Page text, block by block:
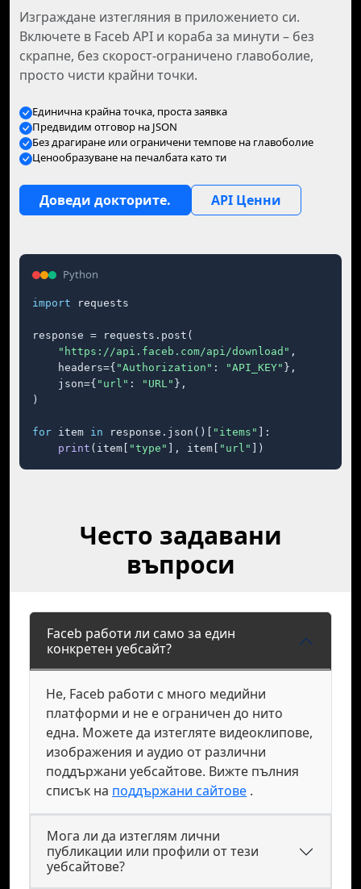
Изграждане изтегляния в приложението си.
Включете в Faceb API и кораба за минути – без
скрапне, без скорост-ограничено главоболие,
просто чисти крайни точки.
Единична крайна точка, проста заявка
Предвидим отговор на JSON
Без драгиране или ограничени темпове на главоболие
Ценообразуване на печалбата като ти
Доведи докторите. API Ценни
Python
import requests
response = requests.post(
"https://api.faceb.com/api/download" ,
    headers={
"Authorization" : "API_KEY" },
    json={
"url" : "URL" },
)
for item in response.json()[ "items"
]:
print (item[ "type" ], item[ "url" ])
Често задавани
въпроси
Faceb работи ли само за един
конкретен уебсайт?
Не, Faceb работи с много медийни
платформи и не е ограничен до нито
една. Можете да изтегляте видеоклипове,
изображения и аудио от различни
поддържани уебсайтове. Вижте пълния
списък на поддържани сайтове .
Мога ли да изтеглям лични
публикации или профили от тези
уебсайтове?